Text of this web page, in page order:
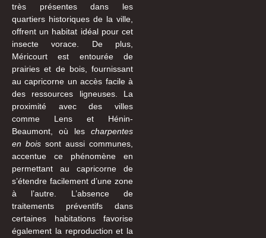
très présentes dans les
quartiers historiques de la ville,
offrent un habitat idéal pour cet
insecte vorace. De plus,
Méricourt est entourée de
prairies et de bois, fournissant
au capricorne un accès facile à
des ressources ligneuses. La
proximité avec des villes
comme Lens et Hénin-
Beaumont, où les charpentes
en bois sont aussi communes,
accentue ce phénomène en
permettant au capricorne de
s’étendre facilement d’une zone
à l’autre. L’absence de
traitements préventifs dans
certaines habitations favorise
également la reproduction et la